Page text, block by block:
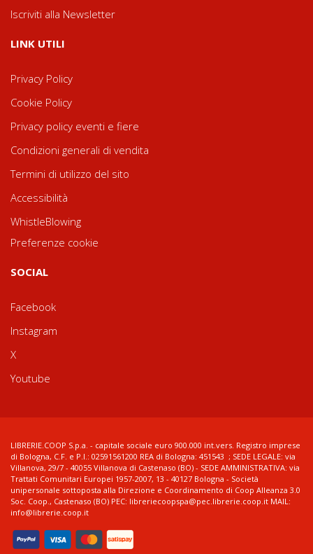
Iscriviti alla Newsletter
LINK UTILI
Privacy Policy
Cookie Policy
Privacy policy eventi e fiere
Condizioni generali di vendita
Termini di utilizzo del sito
Accessibilità
WhistleBlowing
Preferenze cookie
SOCIAL
Facebook
Instagram
X
Youtube
LIBRERIE.COOP S.p.a. - capitale sociale euro 900.000 int.vers. Registro imprese
di Bologna, C.F. e P.I.: 02591561200 REA di Bologna: 451543 ; SEDE LEGALE: via
Villanova, 29/7 - 40055 Villanova di Castenaso (BO) - SEDE AMMINISTRATIVA: via
Trattati Comunitari Europei 1957-2007, 13 - 40127 Bologna - Società
unipersonale sottoposta alla Direzione e Coordinamento di Coop Alleanza 3.0
Soc. Coop., Castenaso (BO) PEC: libreriecoopspa@pec.librerie.coop.it MAIL:
info@librerie.coop.it